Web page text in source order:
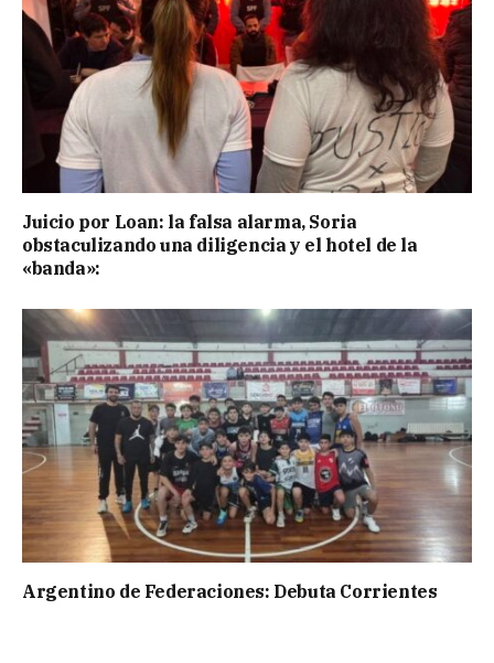
Juicio por Loan: la falsa alarma, Soria
obstaculizando una diligencia y el hotel de la
«banda»:
Argentino de Federaciones: Debuta Corrientes